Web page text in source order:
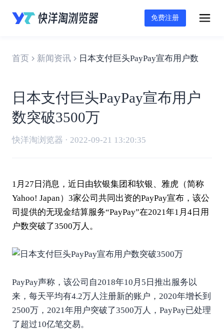
免费注册
首页 新闻资讯 日本支付巨头PayPay宣布用户数突破
日本支付巨头PayPay宣布用户
数突破3500万
快洋淘浏览器 · 2022-09-21 13:20:35
1月27日消息，近日由软银集团和软银、雅虎（简称
Yahoo! Japan）3家公司共同出资的PayPay宣布，该公
司提供的无现金结算服务“PayPay”在2021年1月4日用
户数突破了3500万人。
PayPay声称，该公司自2018年10月5日推出服务以
来，每天平均有4.2万人注册新的账户，2020年增长到
2500万，2021年用户突破了3500万人，PayPay已处理
了超过10亿笔交易。